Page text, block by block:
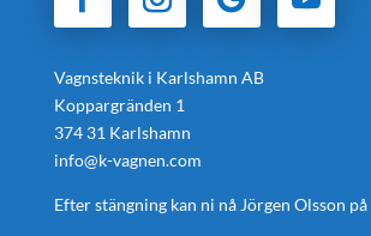
Vagnsteknik i Karlshamn AB
Koppargränden 1
374 31 Karlshamn
info@k-vagnen.com
Efter stängning kan ni nå Jörgen Olsson på